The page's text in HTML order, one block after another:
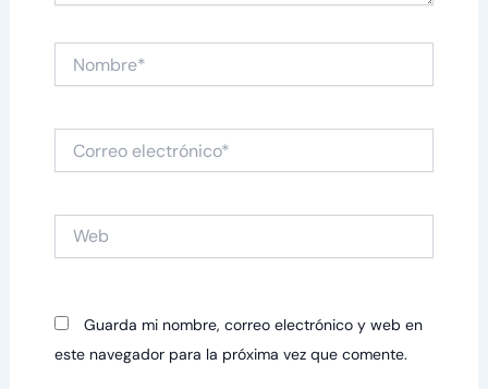
electrónico*
Guarda mi nombre, correo electrónico y web en
este navegador para la próxima vez que comente.